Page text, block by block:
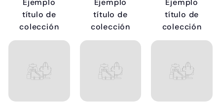
Ejemplo
título de
colección
Ejemplo
título de
colección
Ejemplo
título de
colección